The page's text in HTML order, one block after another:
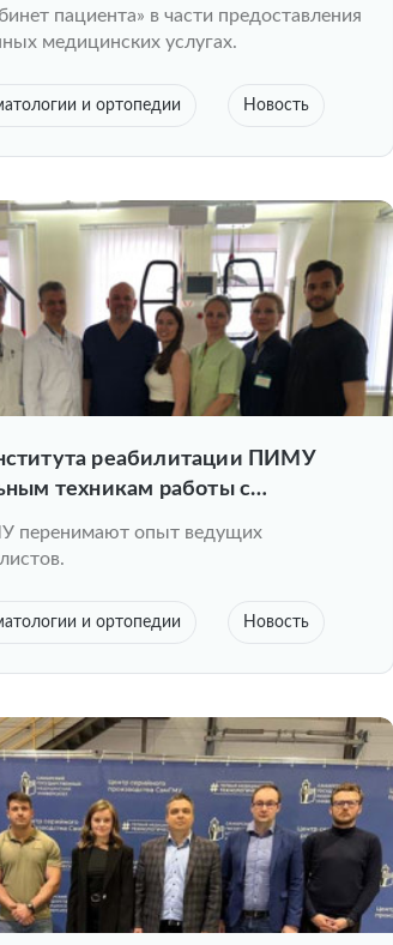
пациента» в части предоставления
медицинских услугах.
и ортопедии Новость
реабилитации ПИМУ
техникам работы с
перенимают опыт ведущих
и ортопедии Новость